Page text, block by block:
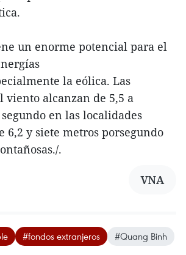
un enorme potencial para el
la eólica. Las
viento alcanzan de 5,5 a
en las localidades
6,2 y siete metros porsegundo
.
VNA
#fondos extranjeros #Quang Binh